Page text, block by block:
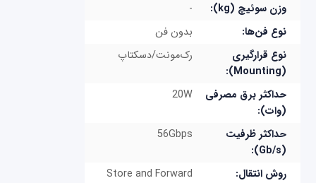
وزن سوئیچ (kg):
-
نوع فن‌ها:
بدون فن
نوع قرارگیری
(Mounting):
رک‌مونت/دسکتاپ
حداکثر برق مصرفی
(وات):
20W
حداکثر ظرفیت
(Gb/s):
56Gbps
روش انتقال:
Store and Forward